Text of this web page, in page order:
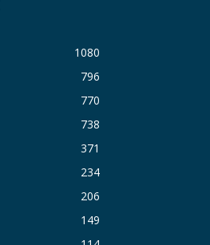
1080
796
770
738
371
234
206
149